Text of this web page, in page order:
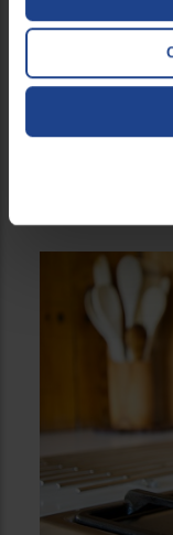
agua en su interior
café molido y
utilizarla con tu
debe contar con
adecuadas para ti.